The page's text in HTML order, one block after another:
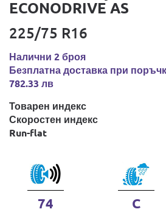
ECONODRIVE AS
225/75 R16
Налични 2 броя
Безплатна доставка при
782.33 лв
Товарен индекс
Скоростен индекс
Run-flat
74 C